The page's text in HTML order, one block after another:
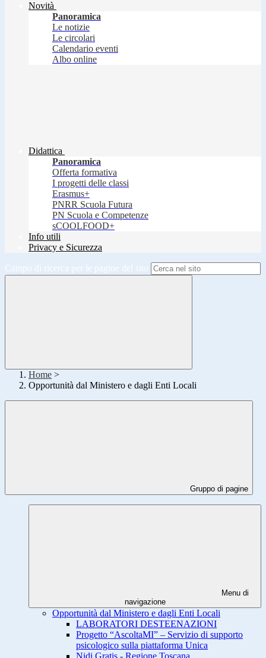
Novità
Panoramica
Le notizie
Le circolari
Calendario eventi
Albo online
Didattica
Panoramica
Offerta formativa
I progetti delle classi
Erasmus+
PNRR Scuola Futura
PN Scuola e Competenze
sCOOLFOOD+
Info utili
Privacy e Sicurezza
Campo di ricerca per le pagine del sito
Home >
Opportunità dal Ministero e dagli Enti Locali
Gruppo di pagine
Menu di
navigazione
Opportunità dal Ministero e dagli Enti Locali
LABORATORI DESTEENAZIONI
Progetto “AscoltaMI” – Servizio di supporto
psicologico sulla piattaforma Unica